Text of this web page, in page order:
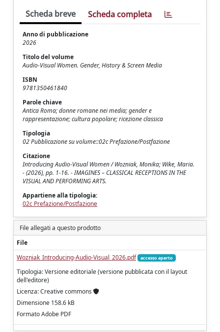
Scheda breve Scheda completa
Anno di pubblicazione
2026
Titolo del volume
Audio-Visual Women. Gender, History & Screen Media
ISBN
9781350461840
Parole chiave
Antica Roma; donne romane nei media; gender e
rappresentazione; cultura popolare; ricezione classica
Tipologia
02 Pubblicazione su volume::02c Prefazione/Postfazione
Citazione
Introducing Audio-Visual Women / Wozniak, Monika; Wike, Maria.
- (2026), pp. 1-16. - IMAGINES – CLASSICAL RECEPTIONS IN THE
VISUAL AND PERFORMING ARTS.
Appartiene alla tipologia:
02c Prefazione/Postfazione
File allegati a questo prodotto
File
Wozniak_Introducing-Audio-Visual_2026.pdf
accesso aperto
Tipologia: Versione editoriale (versione pubblicata con il layout
dell'editore)
Licenza: Creative commons
Dimensione 158.6 kB
Formato Adobe PDF